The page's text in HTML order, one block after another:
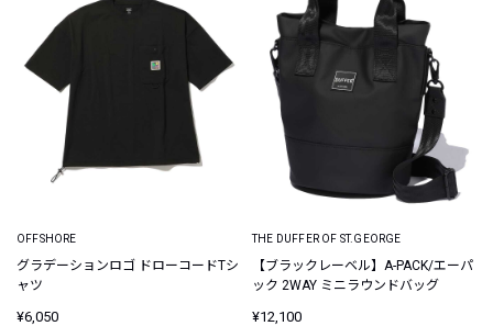
OFFSHORE
グラデーションロゴ ドローコードTシ
ャツ
¥6,050
THE DUFFER OF ST.GEORGE
【ブラックレーベル】A-PACK/エーパ
ック 2WAY ミニラウンドバッグ
¥12,100